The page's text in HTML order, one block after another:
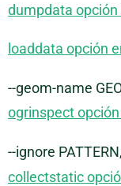
dumpdata
loaddata opción
--geom-name
ogrinspect
--ignore
collectstatic